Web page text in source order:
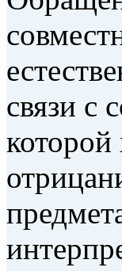
связи с
которой